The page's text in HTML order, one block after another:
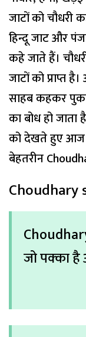
जाटों को चौधरी
हिन्दू जाट और
कहे जाते हैं।
जाटों को प्राप्त
साहब कहकर
का बोध हो जाता
को देखते हुए
बेहतरीन
Choudhary
जो पक्का है